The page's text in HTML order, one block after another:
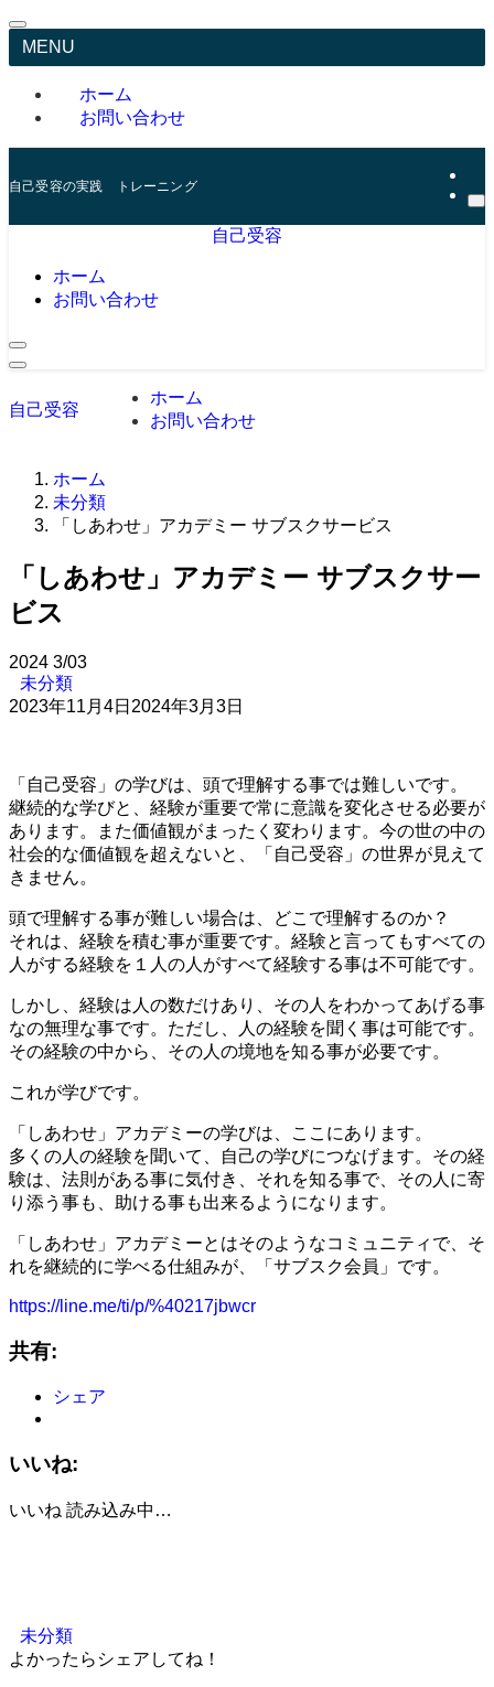
MENU
ホーム
お問い合わせ
自己受容の実践 トレーニング
自己受容
ホーム
お問い合わせ
自己受容
ホーム
お問い合わせ
ホーム
未分類
「しあわせ」アカデミー サブスクサービス
「しあわせ」アカデミー サブスクサー
ビス
2024 3/03
未分類
2023年11月4日 2024年3月3日
「自己受容」の学びは、頭で理解する事では難しいです。
継続的な学びと、経験が重要で常に意識を変化させる必要が
あります。また価値観がまったく変わります。今の世の中の
社会的な価値観を超えないと、「自己受容」の世界が見えて
きません。
頭で理解する事が難しい場合は、どこで理解するのか？
それは、経験を積む事が重要です。経験と言ってもすべての
人がする経験を１人の人がすべて経験する事は不可能です。
しかし、経験は人の数だけあり、その人をわかってあげる事
なの無理な事です。ただし、人の経験を聞く事は可能です。
その経験の中から、その人の境地を知る事が必要です。
これが学びです。
「しあわせ」アカデミーの学びは、ここにあります。
多くの人の経験を聞いて、自己の学びにつなげます。その経
験は、法則がある事に気付き、それを知る事で、その人に寄
り添う事も、助ける事も出来るようになります。
「しあわせ」アカデミーとはそのようなコミュニティで、そ
れを継続的に学べる仕組みが、「サブスク会員」です。
https://line.me/ti/p/%40217jbwcr
共有:
シェア
いいね:
いいね 読み込み中…
未分類
よかったらシェアしてね！